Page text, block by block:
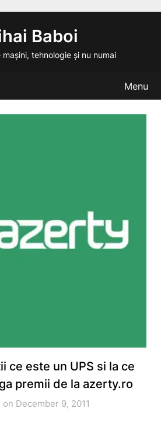
Baboi
tehnologie și nu numai
Menu
ce este un UPS si la ce
premii de la azerty.ro
on December 9, 2011